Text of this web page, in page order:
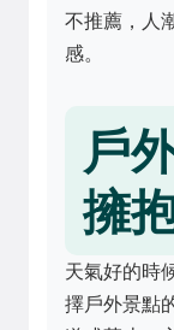
不推薦，人
感。
戶
擁
天氣好的時
擇戶外景點